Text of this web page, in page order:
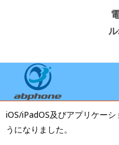
iOS/iPadOS及びアプリケー
うになりました。